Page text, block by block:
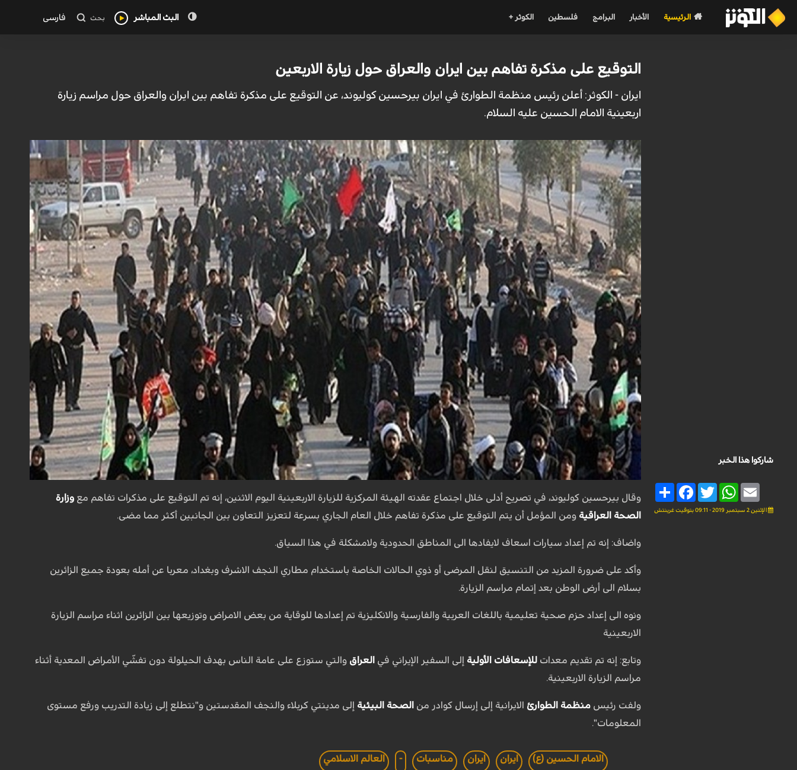
الرئيسية الأخبار البرامج فلسطين الكوثر + البث المباشر بحث فارسی
شاركوا هذا الخبر
Share
FacebookTwitter
WhatsAppEmail
الإثنين 2 سبتمبر 2019 - 09:11 بتوقيت غرينتش
التوقيع على مذكرة تفاهم بين ايران والعراق حول زيارة الاربعين
ايران - الكوثر: أعلن رئيس منظمة الطوارئ في ايران بيرحسين كوليوند، عن التوقيع على مذكرة تفاهم بين ايران والعراق حول مراسم زيارة
اربعينية الامام الحسين عليه السلام.
وقال بیرحسین کولیوند، في تصريح أدلى خلال اجتماع عقدته الهيئة المركزية للزيارة الاربعينية اليوم الاثنين، إنه تم التوقيع على مذكرات تفاهم مع وزارة
الصحة العراقية ومن المؤمل أن يتم التوقيع على مذكرة تفاهم خلال العام الجاري بسرعة لتعزيز التعاون بين الجانبين أكثر مما مضى.
واضاف: إنه تم إعداد سيارات اسعاف لايفادها الى المناطق الحدودية ولامشكلة في هذا السياق.
وأكد على ضرورة المزيد من التنسيق لنقل المرضى أو ذوي الحالات الخاصة باستخدام مطاري النجف الاشرف وبغداد، معربا عن أمله بعودة جميع الزائرين
بسلام الى أرض الوطن بعد إتمام مراسم الزيارة.
ونوه الى إعداد حزم صحية تعليمية باللغات العربية والفارسية والانكليزية تم إعدادها للوقاية من بعض الامراض وتوزيعها بين الزائرين اثناء مراسم الزيارة
الاربعينية
وتابع: إنه تم تقديم معدات للإسعافات الأولية إلى السفير الإيراني في العراق والتي ستوزع على عامة الناس بهدف الحيلولة دون تفشّي الأمراض المعدية أثناء
مراسم الزيارة الاربعينية.
ولفت رئيس منظمة الطوارئ الايرانية إلى إرسال كوادر من الصحة البيئية إلى مدينتي كربلاء والنجف المقدستين و"نتطلع إلى زيادة التدريب ورفع مستوى
المعلومات".
الامام الحسين (ع) ايران ايران مناسبات - العالم الاسلامي